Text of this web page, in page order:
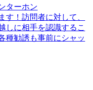
ターホン
す！訪問者に対して、
しに相手を認識するこ
種勧誘も事前にシャッ